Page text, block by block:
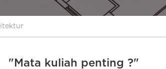
"Mata kuliah penting ?"